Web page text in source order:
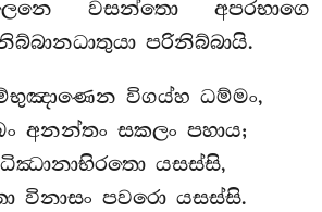
වසන්තො අපරභාගෙ
පරිනිබ්බායි.
විගය්හ ධම්මං,
අනන්තං සකලං පහාය;
යසස්සි,
විනාසං පවරො යසස්සි.